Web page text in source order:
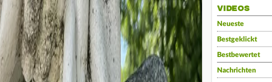
VIDEOS
Neueste
Bestgeklickt
Bestbewertet
Nachrichten